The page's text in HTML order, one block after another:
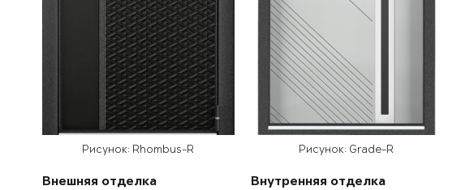
Рисунок: Rhombus-R
Внешняя отделка
Рисунок: Grade-R
Внутренняя отделка